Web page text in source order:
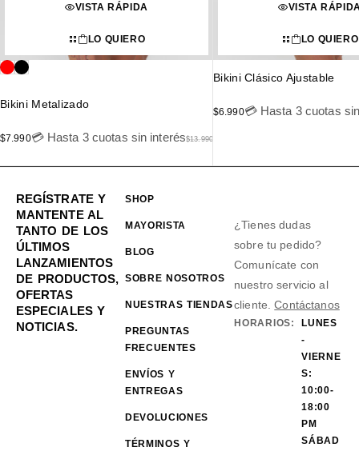
VISTA RÁPIDA
LO QUIERO
Bikini Metalizado
$13.990
$7.990💳 Hasta 3 cuotas sin interés
VISTA
LO QUIERO
Bikini Clásico Ajustable
$6.990💳 Hasta 3 cuotas
REGÍSTRATE Y
MANTENTE AL
TANTO DE LOS
ÚLTIMOS
LANZAMIENTOS
DE PRODUCTOS,
OFERTAS
ESPECIALES Y
NOTICIAS.
SHOP
MAYORISTA
BLOG
SOBRE NOSOTROS
NUESTRAS TIENDAS
PREGUNTAS
FRECUENTES
ENVÍOS Y
ENTREGAS
DEVOLUCIONES
TÉRMINOS Y
¿Tienes dudas
sobre tu pedido?
Comunícate con
nuestro servicio al
cliente.Contáctanos
HORARIOS:
LUNES
-
VIERNE
S:
10:00-
18:00
PM
SÁBAD